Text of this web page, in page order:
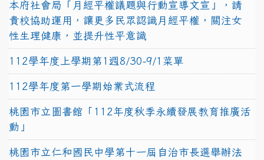
本府社會局「月經平權議題與行動宣導文宣」，請
貴校協助運用，讓更多民眾認識月經平權，關注女
性生理健康，並提升性平意識
112學年度上學期第1週8/30-9/1菜單
112學年度第一學期始業式流程
桃園市立圖書館「112年度秋季永續發展教育推廣活
動」
桃園市立仁和國民中學第十一屆自治市長選舉辦法